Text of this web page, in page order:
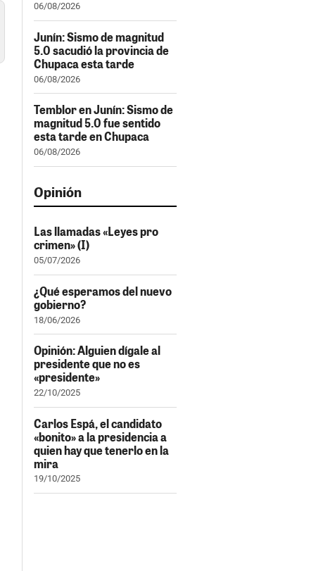
06/08/2026
Junín: Sismo de magnitud
5.0 sacudió la provincia de
Chupaca esta tarde
06/08/2026
Temblor en Junín: Sismo de
magnitud 5.0 fue sentido
esta tarde en Chupaca
06/08/2026
Opinión
Las llamadas «Leyes pro
crimen» (I)
05/07/2026
¿Qué esperamos del nuevo
gobierno?
18/06/2026
Opinión: Alguien dígale al
presidente que no es
«presidente»
22/10/2025
Carlos Espá, el candidato
«bonito» a la presidencia a
quien hay que tenerlo en la
mira
19/10/2025